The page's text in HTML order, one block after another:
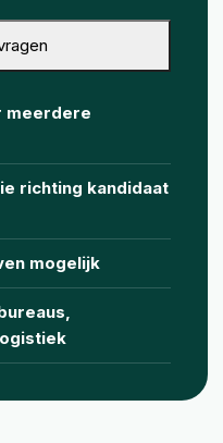
meerdere
richting kandidaat
mogelijk